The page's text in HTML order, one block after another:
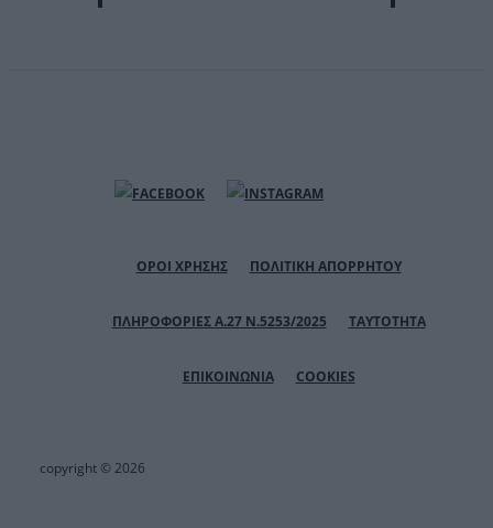
ΟΡΟΙ ΧΡΗΣΗΣ ΠΟΛΙΤΙΚΗ ΑΠΟΡΡΗΤΟΥ
ΠΛΗΡΟΦΟΡΙΕΣ Α.27 Ν.5253/2025 ΤΑΥΤΟΤΗΤΑ
ΕΠΙΚΟΙΝΩΝΙΑ COOKIES
copyright © 2026